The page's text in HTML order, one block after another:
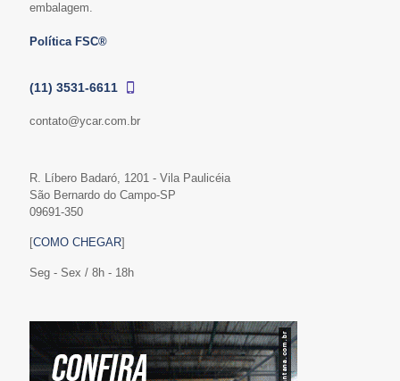
embalagem.
Política FSC®
(11) 3531-6611
contato@ycar.com.br
R. Líbero Badaró, 1201 - Vila Paulicéia
São Bernardo do Campo-SP
09691-350
[COMO CHEGAR]
Seg - Sex / 8h - 18h